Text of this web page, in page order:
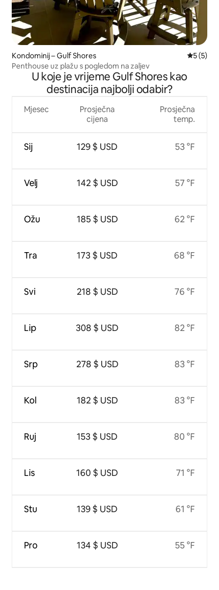
Kondominij – Gulf Shores
5 (5)
Penthouse uz plažu s pogledom na zaljev
U koje je vrijeme Gulf Shores kao
destinacija najbolji odabir?
Mjesec
Sij
Velj
Ožu
Tra
Svi
Lip
Srp
Kol
Ruj
Lis
Stu
Pro
Prosječna
cijena
129 $ USD
142 $ USD
185 $ USD
173 $ USD
218 $ USD
308 $ USD
278 $ USD
182 $ USD
153 $ USD
160 $ USD
139 $ USD
134 $ USD
Prosječna
temp.
53 °F
57 °F
62 °F
68 °F
76 °F
82 °F
83 °F
83 °F
80 °F
71 °F
61 °F
55 °F